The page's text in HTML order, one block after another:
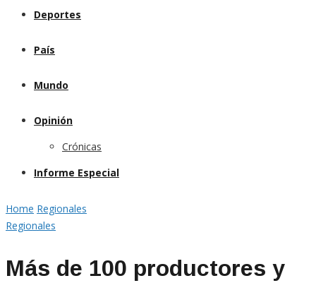
Deportes
País
Mundo
Opinión
Crónicas
Informe Especial
Home Regionales
Regionales
Más de 100 productores y